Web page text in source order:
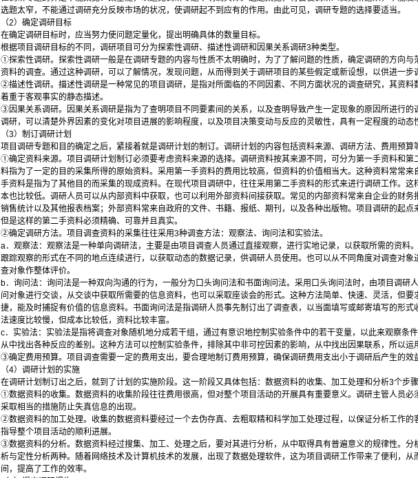
选题太窄，不能通过调研充分反映市场的状况，使调研起不到应有的作用。由此可见，调研专题的选择要适当。
（2）确定调研目标
在确定调研目标时，应当努力使问题定量化，提出明确具体的数量目标。
根据项目调研目标的不同，调研项目可分为探索性调研、描述性调研和因果关系调研3种类型。
①探索性调研。探索性调研一般是在调研专题的内容与性质不太明确时，为了了解问题的性质，确定调研的方向与
资料的调查。通过这种调研，可以了解情况，发现问题，从而得到关于调研项目的某些假定或新设想，以供进一步
②描述性调研。描述性调研是一种常见的项目调研，是指对所面临的不同因素、不同方面状况的调查研究，其资料
着重于客观事实的静态描述。
③因果关系调研。因果关系调研是指为了查明项目不同要素间的关系，以及查明导致产生一定现象的原因所进行的
调研，可以清楚外界因素的变化对项目进展的影响程度，以及项目决策变动与反应的灵敏性，具有一定程度的动态
（3）制订调研计划
项目调研专题和目的确定之后，紧接着就是调研计划的制订。调研计划的内容包括资料来源、调研方法、费用预算
①确定资料来源。项目调研计划制订必须要考虑资料来源的选择。调研资料按其来源不同，可分为第一手资料和第
料指为了一定的目的采集所得的原始资料。采用第一手资料的费用比较高，但资料的价值相当大。这种资料常常来
手资料是指为了其他目的而采集的现成资料。在现代项目调研中，往往采用第二手资料的形式来进行调研工作。这
本也比较低。调研人员可以从内部资料中获取，也可以利用外部资料间接获取。常见的内部资料常来自企业的财务
销售统计以及其他报表档案；外部资料常来自政府的文件、书籍、报纸、期刊，以及各种出版物。项目调研的起点
但是这样的第二手资料必须精确、可靠并且真实。
②确定调研方法。项目调查资料的采集往往采用3种调查方法：观察法、询问法和实验法。
a．观察法：观察法是一种单向调研法，主要是由项目调查人员通过直接观察，进行实地记录，以获取所需的资料
跟踪观察的形式在不同的地点连续进行，以获取动态的数据记录，供调研人员使用。也可以从不同角度对调查对象
查对象作整体评价。
b．询问法：询问法是一种双向沟通的行为，一般分为口头询问法和书面询问法。采用口头询问法时，由项目调研
问对象进行交谈，从交谈中获取所需要的信息资料，也可以采取座谈会的形式。这种方法简单、快速、灵活，但要
捷，能及时捕捉有价值的信息资料。书面询问法是指调研人员事先制订出了调查表，以当面填写或邮寄填写的形式
法速度比较慢，但成本比较低，资料比较丰富。
c．实验法：实验法是指将调查对象随机地分成若干组，通过有意识地控制实验条件中的若干变量，以此来观察条件
从中找出各种反应的差别。这种方法可以控制实验条件，排除其中非可控因素的影响，从中找出因果联系，所以运
③确定费用预算。项目调查需要一定的费用支出，要合理地制订费用预算，确保调研费用支出小于调研后产生的效
（4）调研计划的实施
在调研计划制订出之后，就到了计划的实施阶段。这一阶段又具体包括：数据资料的收集、加工处理和分析3个步骤
①数据资料的收集。数据资料的收集阶段往往费用很高，但对整个项目活动的开展具有重要意义。调研主管人员必
采取相当的措施防止失真信息的出现。
②数据资料的加工处理。收集的数据资料要经过一个去伪存真、去粗取精和科学加工处理过程，以保证分析工作的
指导整个项目活动的顺利进展。
③数据资料的分析。数据资料经过搜集、加工、处理之后，要对其进行分析，从中取得具有普遍意义的规律性。分
析与定性分析两种。随着网络技术及计算机技术的发展，出现了数据处理软件，这为项目调研工作带来了便利，从
间，提高了工作的效率。